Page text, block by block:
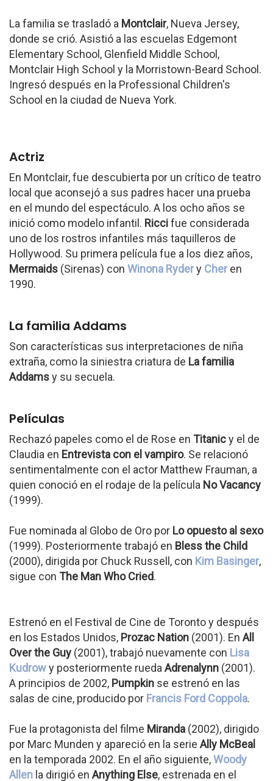
La familia se trasladó a Montclair, Nueva Jersey,
donde se crió. Asistió a las escuelas Edgemont
Elementary School, Glenfield Middle School,
Montclair High School y la Morristown-Beard School.
Ingresó después en la Professional Children's
School en la ciudad de Nueva York.
Actriz
En Montclair, fue descubierta por un crítico de teatro
local que aconsejó a sus padres hacer una prueba
en el mundo del espectáculo. A los ocho años se
inició como modelo infantil. Riccifue considerada
uno de los rostros infantiles más taquilleros de
Hollywood. Su primera película fue a los diez años,
Mermaids (Sirenas) con Winona Rydery Cheren
1990.
La familia Addams
Son características sus interpretaciones de niña
extraña, como la siniestra criatura de La familia
Addamsy su secuela.
Películas
Rechazó papeles como el de Rose en Titanicy el de
Claudia en Entrevista con el vampiro. Se relacionó
sentimentalmente con el actor Matthew Frauman, a
quien conoció en el rodaje de la película No Vacancy
(1999).
Fue nominada al Globo de Oro por Lo opuesto al sexo
(1999). Posteriormente trabajó en Bless the Child
(2000), dirigida por Chuck Russell, con Kim Basinger,
sigue con The Man Who Cried.
Estrenó en el Festival de Cine de Toronto y después
en los Estados Unidos, Prozac Nation (2001). En All
Over the Guy (2001), trabajó nuevamente con Lisa
Kudrowy posteriormente rueda Adrenalynn (2001).
A principios de 2002, Pumpkin se estrenó en las
salas de cine, producido por Francis Ford Coppola.
Fue la protagonista del filme Miranda (2002), dirigido
por Marc Munden y apareció en la serie Ally McBeal
en la temporada 2002. En el año siguiente,Woody
Allen la dirigió en Anything Else, estrenada en el